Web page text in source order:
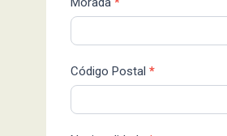
Código Postal *